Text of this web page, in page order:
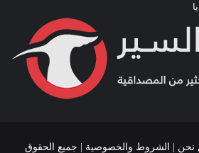
نحن | الشروط والخصوصية | جميع الحقوق